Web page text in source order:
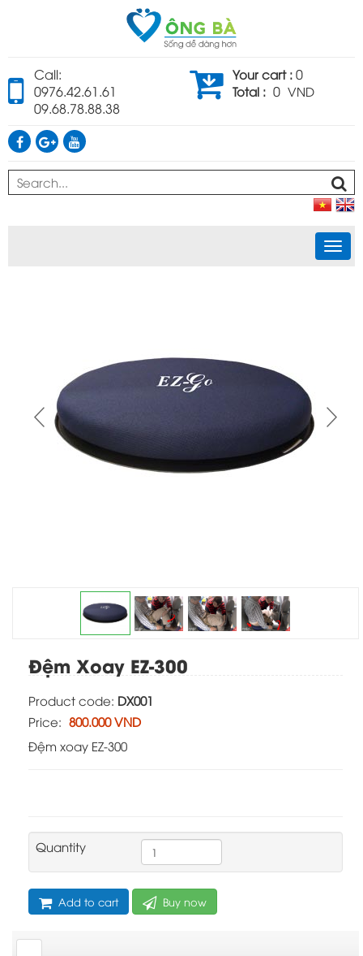
Call:
0976.42.61.61
09.68.78.88.38
Your cart : 0
Total : 0 VND
Đệm Xoay EZ-300
Product code: DX001
Price: 800.000 VND
Đệm xoay EZ-300
Quantity
Add to cart Buy now